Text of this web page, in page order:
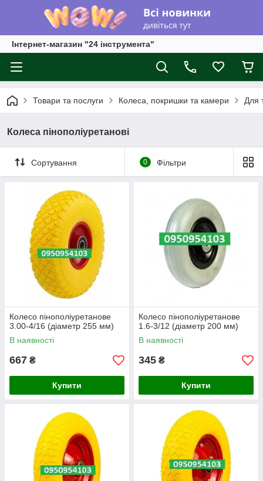
Інтернет-магазин "24 інструмента"
Товари та послуги Колеса, покришки та камери Для
Колеса пінополіуретанові
Сортування 0 Фільтри
Колесо пінополіуретанове
3.00-4/16 (діаметр 255 мм)
В наявності
667 ₴
Купити
Колесо пінополіуретанове
1.6-3/12 (діаметр 200 мм)
В наявності
345 ₴
Купити